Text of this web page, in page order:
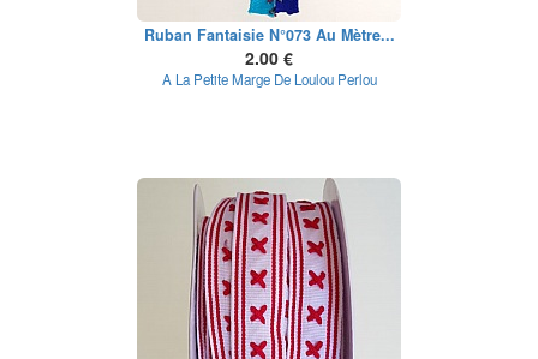
Ruban Fantaisie N°073 Au Mètre...
2.00 €
A La Petite Marge De Loulou Perlou